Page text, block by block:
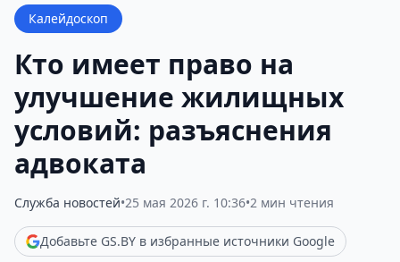
Калейдоскоп
Кто имеет право на
улучшение жилищных
условий: разъяснения
адвоката
Служба новостей•25 мая 2026 г. 10:36•2 мин чтения
Добавьте GS.BY в избранные источники Google